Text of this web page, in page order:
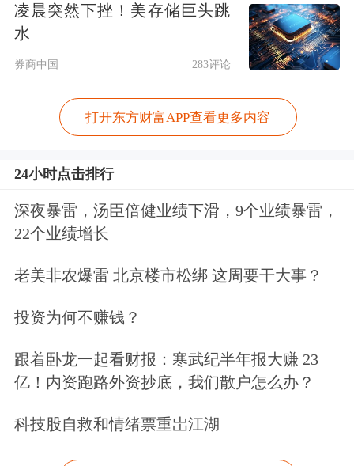
里边还是一个非常重要的组成部分。现
在一直在说“保健康人”到“保人健康”，
势，监管部门这次给出了一个专属的政
专业健康险公司，但受多重因素影响，
困境。此外，长期以来，专业健康险公
司的业务范畴与人身险、财产险公司存
在较大重叠，缺乏专属优势，这使得其
在市场竞争中处于一种“两头挤压”的尴
尬位置。
凌晨突然下挫！美存储巨头跳
水
券商中国 283评论
打开东方财富APP查看更多内容
24小时点击排行
深夜暴雷，汤臣倍健业绩下滑，9个业绩暴雷，
22个业绩增长
老美非农爆雷 北京楼市松绑 这周要干大事？
投资为何不赚钱？
跟着卧龙一起看财报：寒武纪半年报大赚 23
亿！内资跑路外资抄底，我们散户怎么办？
科技股自救和情绪票重岀江湖